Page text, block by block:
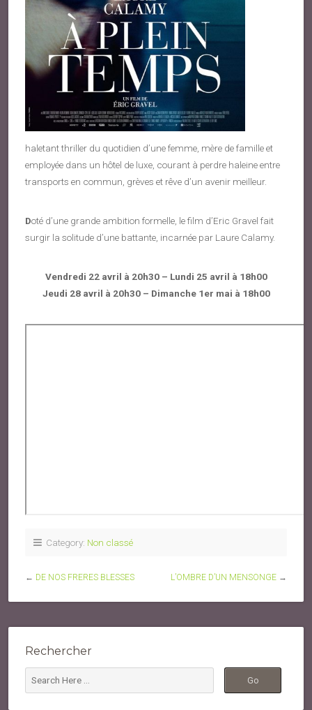
haletant thriller du quotidien d’une femme, mère de famille et
employée dans un hôtel de luxe, courant à perdre haleine entre
transports en commun, grèves et rêve d’un avenir meilleur.
Doté d’une grande ambition formelle, le film d’Eric Gravel fait
surgir la solitude d’une battante, incarnée par Laure Calamy.
Vendredi 22 avril à 20h30 – Lundi 25 avril à 18h00
Jeudi 28 avril à 20h30 – Dimanche 1er mai à 18h00
Category: Non classé
← DE NOS FRERES BLESSES L’OMBRE D’UN MENSONGE →
Rechercher